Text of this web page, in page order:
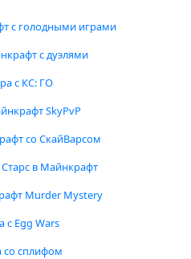
с голодными играми
с дуэлями
с КС: ГО
SkyPvP
со СкайВарсом
в Майнкрафт
Murder Mystery
с Egg Wars
со сплифом